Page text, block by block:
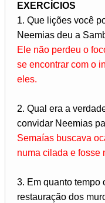
EXERCÍCIOS
1. Que lições você
Neemias deu a
Ele não perdeu o
se encontrar com o
eles.
2. Qual era a
convidar Neemias
Semaías buscava
numa cilada e fosse
3. Em quanto tempo
restauração dos